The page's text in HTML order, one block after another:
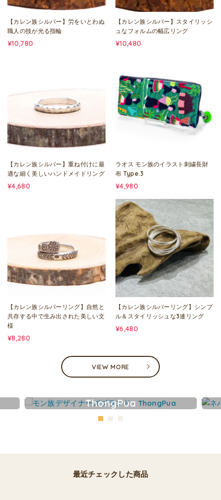
【カレン族シルバー】労をいとわぬ
職人の技が光る指輪
¥10,780
【カレン族シルバー】スタイリッシ
ュなフォルムの幅広リング
¥10,480
【カレン族シルバー】重ね付けに最
適な細く美しいハンドメイドリング
¥4,680
ラオス モン族のイラスト刺繍長財
布 Type.3
¥4,980
【カレン族シルバーリング】自然と
共存する中で生み出された美しい文
様
¥8,280
【カレン族シルバーリング】シンプ
ル＆スタイリッシュな3連リング
¥6,480
VIEW MORE
ThongPua
最近チェックした商品